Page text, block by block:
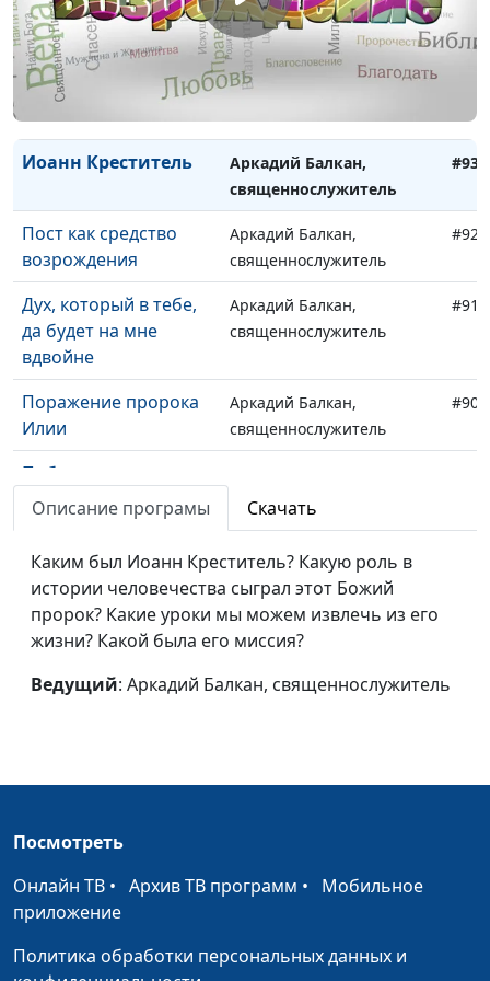
Пятидесятница
Аркадий Балкан,
священнослужитель
#95
Вы примете Святого
Духа
Аркадий Балкан,
священнослужитель
Иоанн Креститель
Аркадий Балкан,
священнослужитель
#93
Пост как средство
возрождения
Аркадий Балкан,
священнослужитель
#92
Дух, который в тебе,
да будет на мне
вдвойне
Аркадий Балкан,
священнослужитель
#91
Поражение пророка
Илии
Аркадий Балкан,
священнослужитель
#90
Победа пророка
Илии
священнослужитель
священнослужитель
План спасения
Андрей Гарбарчук,
священнослужитель
Смысл страданий
Андрей Гарбарчук,
богословия
исцеление
Покаяние,
очищающее душу
Евгений Зайцев, доктор
Смысл человеческого Евгений Зайцев, доктор
Описание програмы Скачать
Каким был Иоанн Креститель? Какую роль в
истории человечества сыграл этот Божий
пророк? Какие уроки мы можем извлечь из его
жизни? Какой была его миссия?
Ведущий: Аркадий Балкан, священнослужитель
Посмотреть
Онлайн ТВ • Архив ТВ программ • Мобильное
приложение
Политика обработки персональных данных и